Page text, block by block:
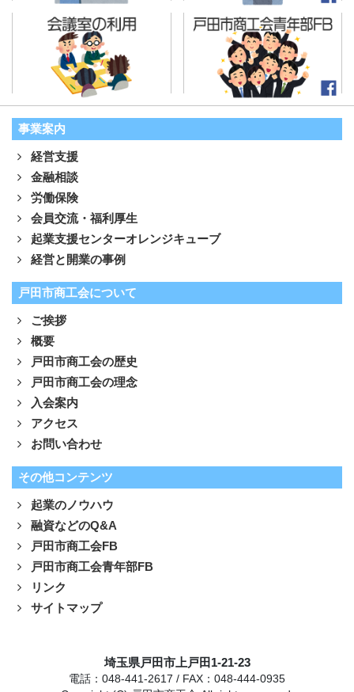
事業案内
経営支援
金融相談
労働保険
会員交流・福利厚生
起業支援センターオレンジキューブ
経営と開業の事例
戸田市商工会について
ご挨拶
概要
戸田市商工会の歴史
戸田市商工会の理念
入会案内
アクセス
お問い合わせ
その他コンテンツ
起業のノウハウ
融資などのQ&A
戸田市商工会FB
戸田市商工会青年部FB
リンク
サイトマップ
埼玉県戸田市上戸田1-21-23
電話：048-441-2617 / FAX：048-444-0935